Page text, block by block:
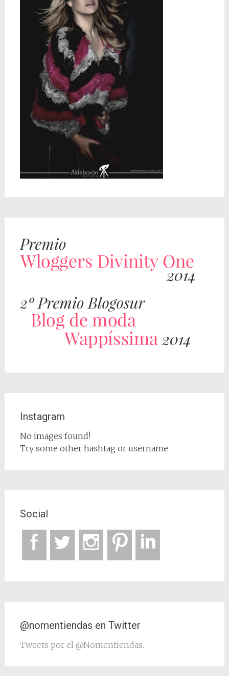
Instagram
No images found!
Try some other hashtag or username
Social
@nomentiendas en Twitter
Tweets por el @Nomentiendas.